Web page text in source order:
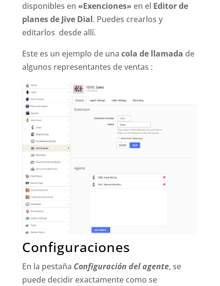
disponibles en «Exenciones» en el Editor de
planes de Jive Dial. Puedes crearlos y
editarlos desde allí.
Este es un ejemplo de una cola de llamada de
algunos representantes de ventas :
Configuraciones
En la pestaña Configuración del agente, se
puede decidir exactamente como se